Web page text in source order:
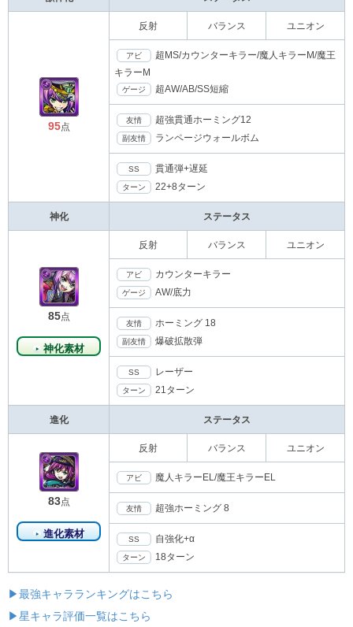
95点
反射 バランス ユニオン
アビ
超MS/カウンターキラー/魔人キラーM/魔王
キラーM
ゲージ 超AW/AB/SS短縮
友情 超強貫通ホーミング12
副友情 ランページウォールボム
SS 貫通弾+遅延
ターン 22+8ターン
神化 ステータス
85点
神化素材
反射 バランス ユニオン
アビ カウンターキラー
ゲージ AW/底力
友情 ホーミング 18
副友情 爆破拡散弾
SS レーザー
ターン 21ターン
進化 ステータス
83点
進化素材
反射 バランス ユニオン
アビ 魔人キラーEL/魔王キラーEL
友情 超強ホーミング 8
SS 自強化+α
ターン 18ターン
▶最強キャラランキングはこちら
▶星キャラ評価一覧はこちら